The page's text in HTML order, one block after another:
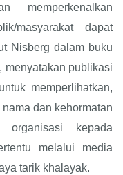
memperkenalkan
masyarakat dapat
Nisberg dalam buku
menyatakan publikasi
memperlihatkan,
dan kehormatan
organisasi kepada
melalui media
tarik khalayak.